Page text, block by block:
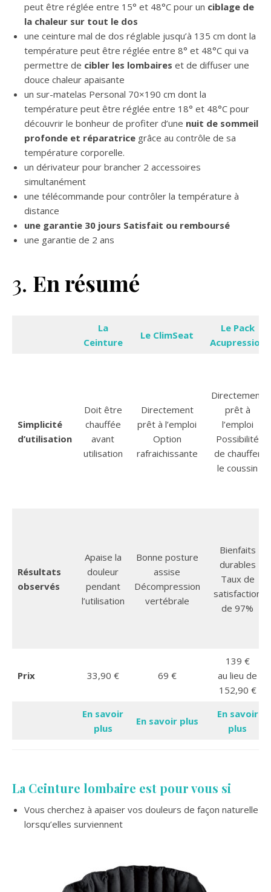
peut être réglée entre 15° et 48°C pour un ciblage de
la chaleur sur tout le dos
une ceinture mal de dos réglable jusqu’à 135 cm dont la
température peut être réglée entre 8° et 48°C qui va
permettre de cibler les lombaires et de diffuser une
douce chaleur apaisante
un sur-matelas Personal 70×190 cm dont la
température peut être réglée entre 18° et 48°C pour
découvrir le bonheur de profiter d’une nuit de sommeil
profonde et réparatrice grâce au contrôle de sa
température corporelle.
un dérivateur pour brancher 2 accessoires
simultanément
une télécommande pour contrôler la température à
distance
une garantie 30 jours Satisfait ou remboursé
une garantie de 2 ans
3. En résumé
La
Ceinture
Le ClimSeat
Le Pack
Acupression
Simplicité
d’utilisation
Doit être
chauffée
avant
utilisation
Directement
prêt à l’emploi
Option
rafraichissante
Directement
prêt à
l’emploi
Possibilité
de chauffer
le coussin
Résultats
observés
Apaise la
douleur
pendant
l’utilisation
Bonne posture
assise
Décompression
vertébrale
Bienfaits
durables
Taux de
satisfaction
de 97%
Prix 33,90 € 69 €
139 €
au lieu de
152,90 €
En savoir
plus
En savoir plus
En savoir
plus
La Ceinture lombaire est pour vous si
Vous cherchez à apaiser vos douleurs de façon naturelle
lorsqu’elles surviennent